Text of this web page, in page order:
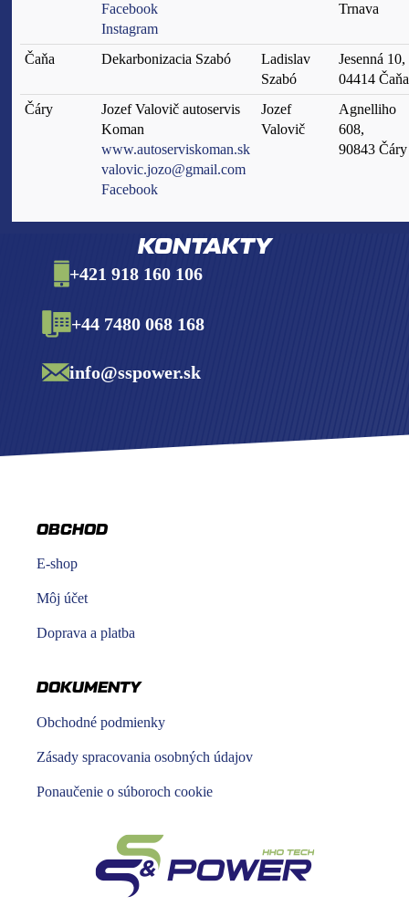
Facebook
Instagram
Trnava
Čaňa Dekarbonizacia Szabó
Ladislav
Szabó
Jesenná 10,
04414 Čaňa
Čáry
Jozef Valovič autoservis
Koman
www.autoserviskoman.sk
valovic.jozo@gmail.com
Facebook
Jozef
Valovič
Agnelliho
608,
90843 Čáry
KONTAKTY
+421 918 160 106
+44 7480 068 168
info@sspower.sk
OBCHOD
E-shop
Môj účet
Doprava a platba
DOKUMENTY
Obchodné podmienky
Zásady spracovania osobných údajov
Ponaučenie o súboroch cookie